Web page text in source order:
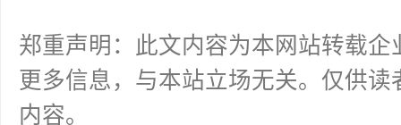
郑重声明：此文内容为本网站转载
更多信息，与本站立场无关。仅供
内容。